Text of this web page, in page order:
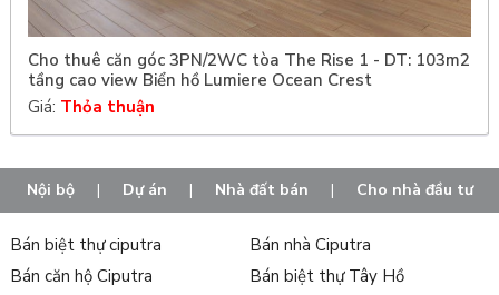
Cho thuê căn góc 3PN/2WC tòa The Rise 1 - DT: 103m2
tầng cao view Biển hồ Lumiere Ocean Crest
Giá: Thỏa thuận
Nội bộ | Dự án | Nhà đất bán | Cho nhà đầu tư
Bán biệt thự ciputra
Bán nhà Ciputra
Bán căn hộ Ciputra
Bán biệt thự Tây Hồ